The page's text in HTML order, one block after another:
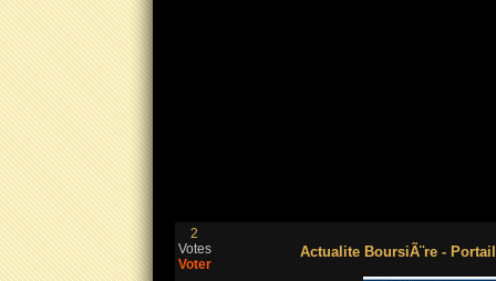
2
Votes
Voter
Actualite BoursiÃ¨re -